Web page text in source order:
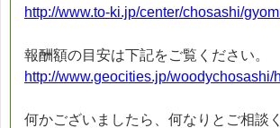
http://www.to-ki.jp/center/chosashi/
報酬額の目安は下記をご覧ください。
http://www.geocities.jp/woodychosashi/
何かございましたら、何なりとご相談